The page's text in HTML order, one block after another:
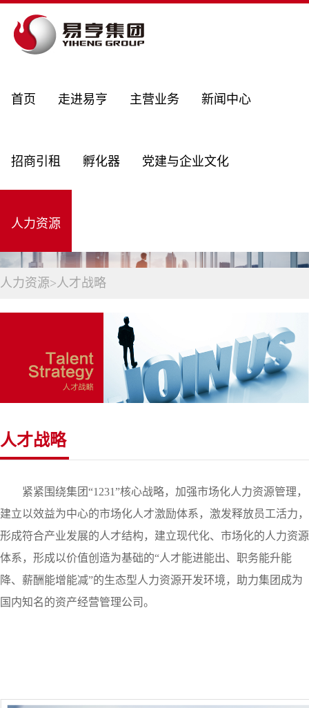
首页 走进易亨 主营业务 新闻中心
招商引租 孵化器 党建与企业文化
人力资源
人力资源>人才战略
人才战略
紧紧围绕集团“1231”核心战略，加强市场化人力资源管理，
建立以效益为中心的市场化人才激励体系，激发释放员工活力，
形成符合产业发展的人才结构，建立现代化、市场化的人力资源
体系，形成以价值创造为基础的“人才能进能出、职务能升能
降、薪酬能增能减”的生态型人力资源开发环境，助力集团成为
国内知名的资产经营管理公司。